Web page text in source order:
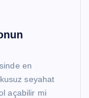
en
seyahat
açabilir mi